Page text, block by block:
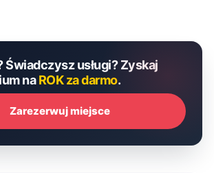
Świadczysz usługi? Zyskaj
naROK za darmo.
Zarezerwuj miejsce